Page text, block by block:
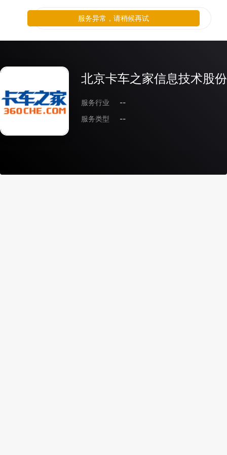
北京卡车之家信息技术股
服务行业
--
服务类型
--
服务异常，请稍候再试